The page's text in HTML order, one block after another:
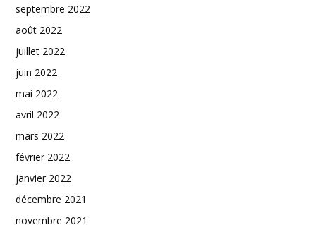
septembre 2022
août 2022
juillet 2022
juin 2022
mai 2022
avril 2022
mars 2022
février 2022
janvier 2022
décembre 2021
novembre 2021